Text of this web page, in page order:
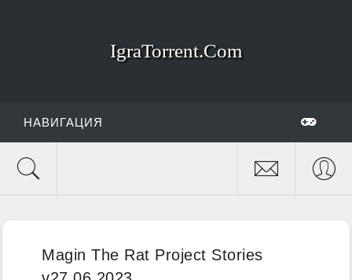
IgraTorrent.Com
НАВИГАЦИЯ
Magin The Rat Project Stories